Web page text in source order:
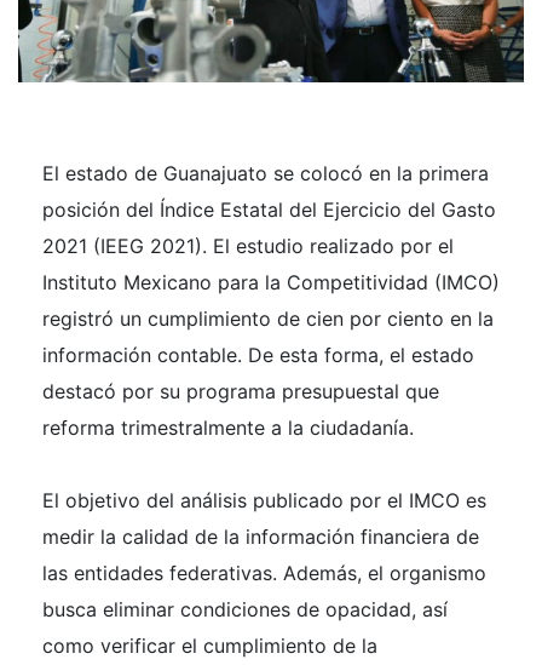
El estado de Guanajuato se colocó en la primera
posición del Índice Estatal del Ejercicio del Gasto
2021 (IEEG 2021). El estudio realizado por el
Instituto Mexicano para la Competitividad (IMCO)
registró un cumplimiento de cien por ciento en la
información contable. De esta forma, el estado
destacó por su programa presupuestal que
reforma trimestralmente a la ciudadanía.
El objetivo del análisis publicado por el IMCO es
medir la calidad de la información financiera de
las entidades federativas. Además, el organismo
busca eliminar condiciones de opacidad, así
como verificar el cumplimiento de la